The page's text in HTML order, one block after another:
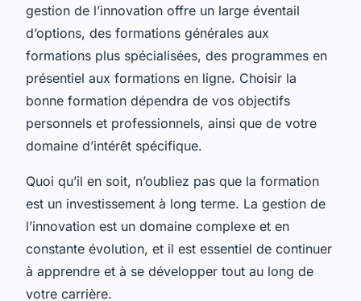
gestion de l’innovation offre un large éventail
d’options, des formations générales aux
formations plus spécialisées, des programmes en
présentiel aux formations en ligne. Choisir la
bonne formation dépendra de vos objectifs
personnels et professionnels, ainsi que de votre
domaine d’intérêt spécifique.
Quoi qu’il en soit, n’oubliez pas que la formation
est un investissement à long terme. La gestion de
l’innovation est un domaine complexe et en
constante évolution, et il est essentiel de continuer
à apprendre et à se développer tout au long de
votre carrière.